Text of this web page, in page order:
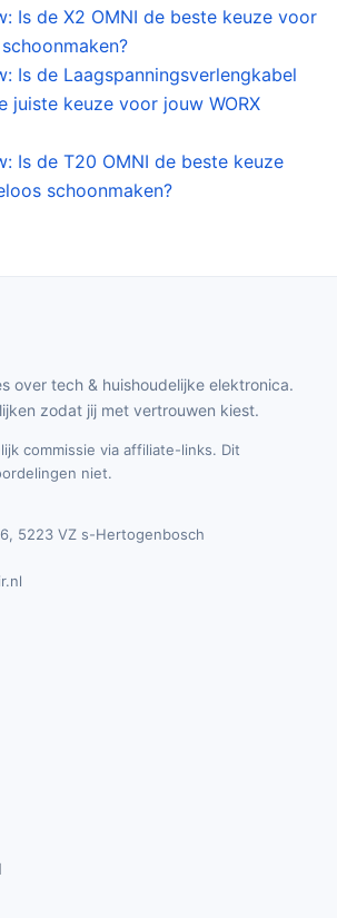
Is de X2 OMNI de beste keuze voor
Is de Laagspanningsverlengkabel
juiste keuze voor jouw WORX
Is de T20 OMNI de beste keuze
schoonmaken?
over tech & huishoudelijke elektronica.
zodat jij met vertrouwen kiest.
commissie via affiliate-links. Dit
niet.
5223 VZ s-Hertogenbosch